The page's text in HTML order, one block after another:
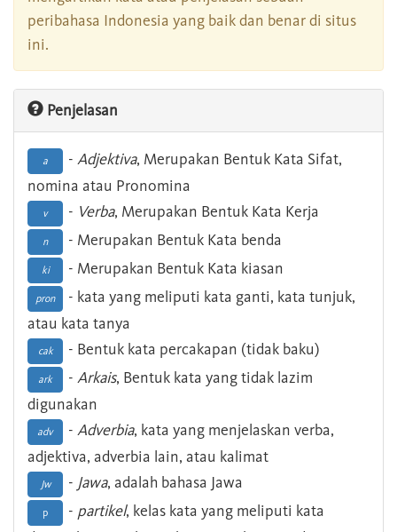
peribahasa Indonesia yang baik dan benar di situs
ini.
Penjelasan
a - Adjektiva, Merupakan Bentuk Kata Sifat,
nomina atau Pronomina
v - Verba, Merupakan Bentuk Kata Kerja
n - Merupakan Bentuk Kata benda
ki - Merupakan Bentuk Kata kiasan
pron
- kata yang meliputi kata ganti, kata tunjuk,
atau kata tanya
cak - Bentuk kata percakapan (tidak baku)
ark - Arkais, Bentuk kata yang tidak lazim
digunakan
adv - Adverbia, kata yang menjelaskan verba,
adjektiva, adverbia lain, atau kalimat
Jw - Jawa, adalah bahasa Jawa
p - partikel, kelas kata yang meliputi kata